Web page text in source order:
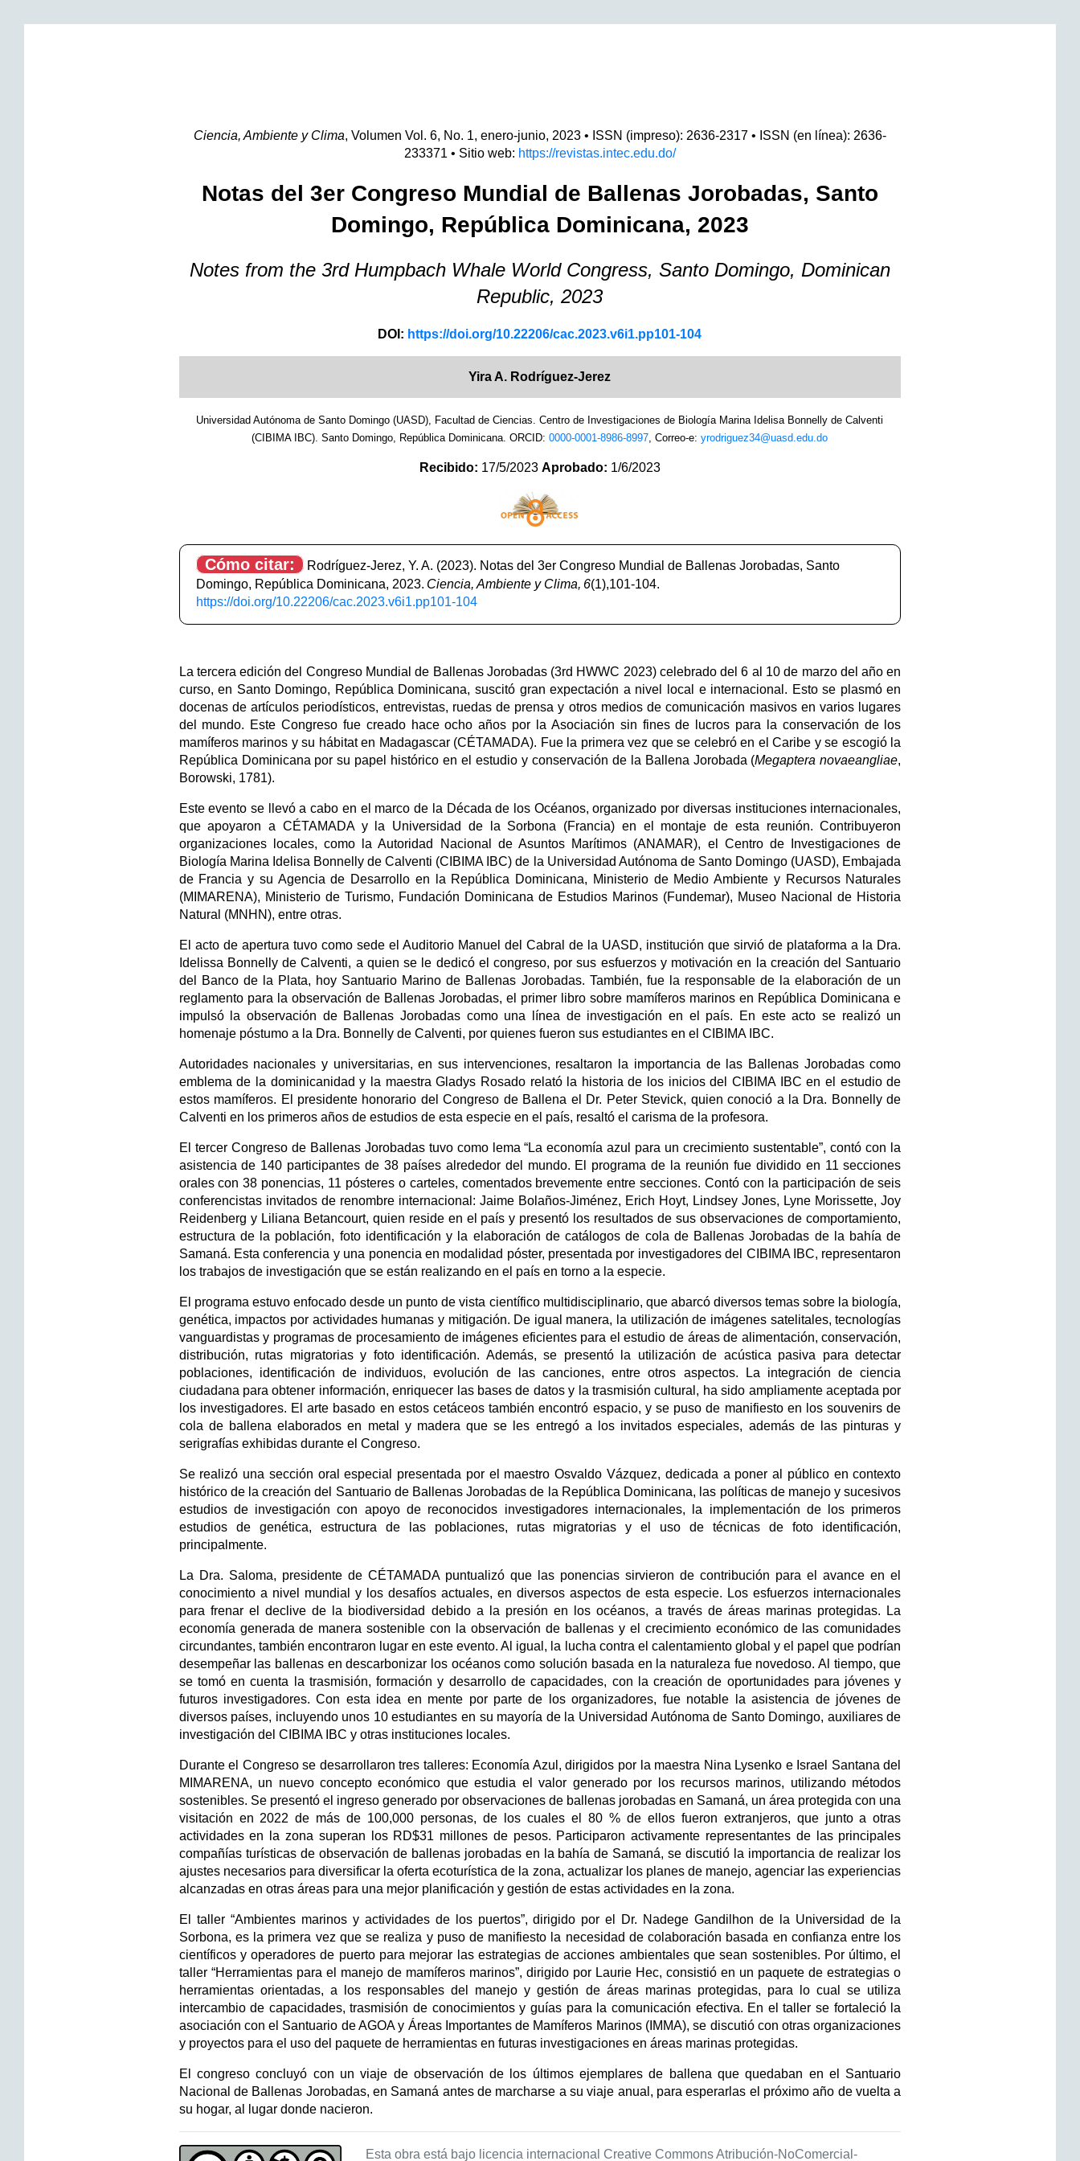
Ciencia, Ambiente y Clima, Volumen Vol. 6, No. 1, enero-junio, 2023 • ISSN (impreso): 2636-2317 • ISSN (en línea): 2636-
233371 • Sitio web: https://revistas.intec.edu.do/
Notas del 3er Congreso Mundial de Ballenas Jorobadas, Santo
Domingo, República Dominicana, 2023
Notes from the 3rd Humpbach Whale World Congress, Santo Domingo, Dominican
Republic, 2023
DOI: https://doi.org/10.22206/cac.2023.v6i1.pp101-104
Yira A. Rodríguez-Jerez
Universidad Autónoma de Santo Domingo (UASD), Facultad de Ciencias. Centro de Investigaciones de Biología Marina Idelisa Bonnelly de Calventi
(CIBIMA IBC). Santo Domingo, República Dominicana. ORCID:0000-0001-8986-8997 , Correo-e:yrodriguez34@uasd.edu.do
Recibido: 17/5/2023 Aprobado: 1/6/2023
Cómo citar:
Rodríguez-Jerez, Y. A. (2023). Notas del 3er Congreso Mundial de Ballenas Jorobadas, Santo
Domingo, República Dominicana, 2023. Ciencia, Ambiente y Clima, 6(1),101-104.
https://doi.org/10.22206/cac.2023.v6i1.pp101-104
La tercera edición del Congreso Mundial de Ballenas Jorobadas (3rd HWWC 2023) celebrado del 6 al 10 de marzo del año en
curso, en Santo Domingo, República Dominicana, suscitó gran expectación a nivel local e internacional. Esto se plasmó en
docenas de artículos periodísticos, entrevistas, ruedas de prensa y otros medios de comunicación masivos en varios lugares
del mundo. Este Congreso fue creado hace ocho años por la Asociación sin fines de lucros para la conservación de los
mamíferos marinos y su hábitat en Madagascar (CÉTAMADA). Fue la primera vez que se celebró en el Caribe y se escogió la
República Dominicana por su papel histórico en el estudio y conservación de la Ballena Jorobada (Megaptera novaeangliae,
Borowski, 1781).
Este evento se llevó a cabo en el marco de la Década de los Océanos, organizado por diversas instituciones internacionales,
que apoyaron a CÉTAMADA y la Universidad de la Sorbona (Francia) en el montaje de esta reunión. Contribuyeron
organizaciones locales, como la Autoridad Nacional de Asuntos Marítimos (ANAMAR), el Centro de Investigaciones de
Biología Marina Idelisa Bonnelly de Calventi (CIBIMA IBC) de la Universidad Autónoma de Santo Domingo (UASD), Embajada
de Francia y su Agencia de Desarrollo en la República Dominicana, Ministerio de Medio Ambiente y Recursos Naturales
(MIMARENA), Ministerio de Turismo, Fundación Dominicana de Estudios Marinos (Fundemar), Museo Nacional de Historia
Natural (MNHN), entre otras.
El acto de apertura tuvo como sede el Auditorio Manuel del Cabral de la UASD, institución que sirvió de plataforma a la Dra.
Idelissa Bonnelly de Calventi, a quien se le dedicó el congreso, por sus esfuerzos y motivación en la creación del Santuario
del Banco de la Plata, hoy Santuario Marino de Ballenas Jorobadas. También, fue la responsable de la elaboración de un
reglamento para la observación de Ballenas Jorobadas, el primer libro sobre mamíferos marinos en República Dominicana e
impulsó la observación de Ballenas Jorobadas como una línea de investigación en el país. En este acto se realizó un
homenaje póstumo a la Dra. Bonnelly de Calventi, por quienes fueron sus estudiantes en el CIBIMA IBC.
Autoridades nacionales y universitarias, en sus intervenciones, resaltaron la importancia de las Ballenas Jorobadas como
emblema de la dominicanidad y la maestra Gladys Rosado relató la historia de los inicios del CIBIMA IBC en el estudio de
estos mamíferos. El presidente honorario del Congreso de Ballena el Dr. Peter Stevick, quien conoció a la Dra. Bonnelly de
Calventi en los primeros años de estudios de esta especie en el país, resaltó el carisma de la profesora.
El tercer Congreso de Ballenas Jorobadas tuvo como lema “La economía azul para un crecimiento sustentable”, contó con la
asistencia de 140 participantes de 38 países alrededor del mundo. El programa de la reunión fue dividido en 11 secciones
orales con 38 ponencias, 11 pósteres o carteles, comentados brevemente entre secciones. Contó con la participación de seis
conferencistas invitados de renombre internacional: Jaime Bolaños-Jiménez, Erich Hoyt, Lindsey Jones, Lyne Morissette, Joy
Reidenberg y Liliana Betancourt, quien reside en el país y presentó los resultados de sus observaciones de comportamiento,
estructura de la población, foto identificación y la elaboración de catálogos de cola de Ballenas Jorobadas de la bahía de
Samaná. Esta conferencia y una ponencia en modalidad póster, presentada por investigadores del CIBIMA IBC, representaron
los trabajos de investigación que se están realizando en el país en torno a la especie.
El programa estuvo enfocado desde un punto de vista científico multidisciplinario, que abarcó diversos temas sobre la biología,
genética, impactos por actividades humanas y mitigación. De igual manera, la utilización de imágenes satelitales, tecnologías
vanguardistas y programas de procesamiento de imágenes eficientes para el estudio de áreas de alimentación, conservación,
distribución, rutas migratorias y foto identificación. Además, se presentó la utilización de acústica pasiva para detectar
poblaciones, identificación de individuos, evolución de las canciones, entre otros aspectos. La integración de ciencia
ciudadana para obtener información, enriquecer las bases de datos y la trasmisión cultural, ha sido ampliamente aceptada por
los investigadores. El arte basado en estos cetáceos también encontró espacio, y se puso de manifiesto en los souvenirs de
cola de ballena elaborados en metal y madera que se les entregó a los invitados especiales, además de las pinturas y
serigrafías exhibidas durante el Congreso.
Se realizó una sección oral especial presentada por el maestro Osvaldo Vázquez, dedicada a poner al público en contexto
histórico de la creación del Santuario de Ballenas Jorobadas de la República Dominicana, las políticas de manejo y sucesivos
estudios de investigación con apoyo de reconocidos investigadores internacionales, la implementación de los primeros
estudios de genética, estructura de las poblaciones, rutas migratorias y el uso de técnicas de foto identificación,
principalmente.
La Dra. Saloma, presidente de CÉTAMADA puntualizó que las ponencias sirvieron de contribución para el avance en el
conocimiento a nivel mundial y los desafíos actuales, en diversos aspectos de esta especie. Los esfuerzos internacionales
para frenar el declive de la biodiversidad debido a la presión en los océanos, a través de áreas marinas protegidas. La
economía generada de manera sostenible con la observación de ballenas y el crecimiento económico de las comunidades
circundantes, también encontraron lugar en este evento. Al igual, la lucha contra el calentamiento global y el papel que podrían
desempeñar las ballenas en descarbonizar los océanos como solución basada en la naturaleza fue novedoso. Al tiempo, que
se tomó en cuenta la trasmisión, formación y desarrollo de capacidades, con la creación de oportunidades para jóvenes y
futuros investigadores. Con esta idea en mente por parte de los organizadores, fue notable la asistencia de jóvenes de
diversos países, incluyendo unos 10 estudiantes en su mayoría de la Universidad Autónoma de Santo Domingo, auxiliares de
investigación del CIBIMA IBC y otras instituciones locales.
Durante el Congreso se desarrollaron tres talleres: Economía Azul, dirigidos por la maestra Nina Lysenko e Israel Santana del
MIMARENA, un nuevo concepto económico que estudia el valor generado por los recursos marinos, utilizando métodos
sostenibles. Se presentó el ingreso generado por observaciones de ballenas jorobadas en Samaná, un área protegida con una
visitación en 2022 de más de 100,000 personas, de los cuales el 80 % de ellos fueron extranjeros, que junto a otras
actividades en la zona superan los RD$31 millones de pesos. Participaron activamente representantes de las principales
compañías turísticas de observación de ballenas jorobadas en la bahía de Samaná, se discutió la importancia de realizar los
ajustes necesarios para diversificar la oferta ecoturística de la zona, actualizar los planes de manejo, agenciar las experiencias
alcanzadas en otras áreas para una mejor planificación y gestión de estas actividades en la zona.
El taller “Ambientes marinos y actividades de los puertos”, dirigido por el Dr. Nadege Gandilhon de la Universidad de la
Sorbona, es la primera vez que se realiza y puso de manifiesto la necesidad de colaboración basada en confianza entre los
científicos y operadores de puerto para mejorar las estrategias de acciones ambientales que sean sostenibles. Por último, el
taller “Herramientas para el manejo de mamíferos marinos”, dirigido por Laurie Hec, consistió en un paquete de estrategias o
herramientas orientadas, a los responsables del manejo y gestión de áreas marinas protegidas, para lo cual se utiliza
intercambio de capacidades, trasmisión de conocimientos y guías para la comunicación efectiva. En el taller se fortaleció la
asociación con el Santuario de AGOA y Áreas Importantes de Mamíferos Marinos (IMMA), se discutió con otras organizaciones
y proyectos para el uso del paquete de herramientas en futuras investigaciones en áreas marinas protegidas.
El congreso concluyó con un viaje de observación de los últimos ejemplares de ballena que quedaban en el Santuario
Nacional de Ballenas Jorobadas, en Samaná antes de marcharse a su viaje anual, para esperarlas el próximo año de vuelta a
su hogar, al lugar donde nacieron.
Esta obra está bajo licencia internacional Creative Commons Atribución-NoComercial-